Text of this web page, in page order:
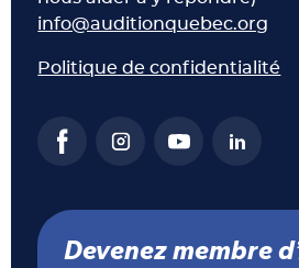
info@auditionquebec.org
Politique de confidentialité
Devenez membre